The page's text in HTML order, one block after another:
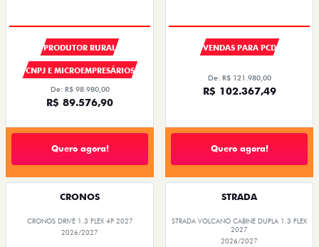
PRODUTOR RURAL
CNPJ E MICROEMPRESÁRIOS
De: R$ 98.980,00
R$ 89.576,90
Quero agora!
VENDAS PARA PCD
De: R$ 121.980,00
R$ 102.367,49
Quero agora!
CRONOS
CRONOS DRIVE 1.3 FLEX 4P 2027
2026/2027
STRADA
STRADA VOLCANO CABINE DUPLA 1.3 FLEX
2027
2026/2027